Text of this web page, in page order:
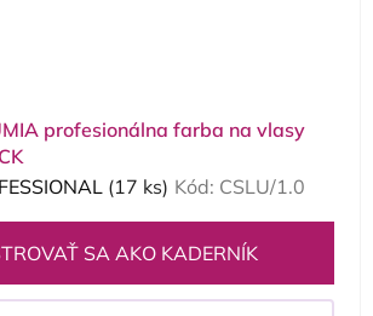
profesionálna farba na vlasy
(17 ks) Kód: CSLU/1.0
SA AKO KADERNÍK